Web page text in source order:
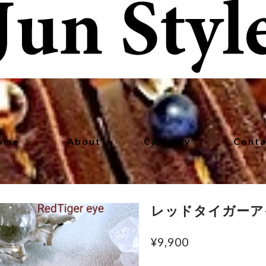
About Category
レッドタイガー
¥9,900